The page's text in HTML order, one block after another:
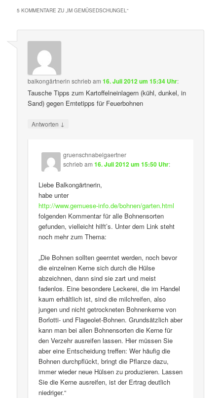
5 KOMMENTARE ZU „IM GEMÜSEDSCHUNGEL“
balkongärtnerin schriebam16. Juli 2012 um 15:34 Uhr:
Tausche Tipps zum Kartoffelneinlagern (kühl, dunkel, in
Sand) gegen Erntetipps für Feuerbohnen
Antworten ↓
gruenschnabelgaertner
schriebam16. Juli 2012 um 15:50 Uhr:
Liebe Balkongärtnerin,
habe unter
http://www.gemuese-info.de/bohnen/garten.html
folgenden Kommentar für alle Bohnensorten
gefunden, vielleicht hilft’s. Unter dem Link steht
noch mehr zum Thema:
„Die Bohnen sollten geerntet werden, noch bevor
die einzelnen Kerne sich durch die Hülse
abzeichnen, dann sind sie zart und meist
fadenlos. Eine besondere Leckerei, die im Handel
kaum erhältlich ist, sind die milchreifen, also
jungen und nicht getrockneten Bohnenkerne von
Borlotti- und Flageolet-Bohnen. Grundsätzlich aber
kann man bei allen Bohnensorten die Kerne für
den Verzehr ausreifen lassen. Hier müssen Sie
aber eine Entscheidung treffen: Wer häufig die
Bohnen durchpflückt, bringt die Pflanze dazu,
immer wieder neue Hülsen zu produzieren. Lassen
Sie die Kerne ausreifen, ist der Ertrag deutlich
niedriger.“